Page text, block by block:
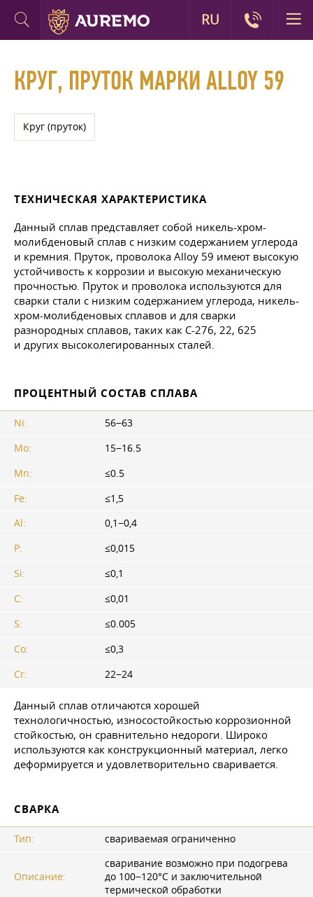
КРУГ, ПРУТОК МАРКИ ALLOY 59
Круг (пруток)
ТЕХНИЧЕСКАЯ ХАРАКТЕРИСТИКА
Данный сплав представляет собой никель-хром-
молибденовый сплав с низким содержанием углерода
и кремния. Пруток, проволока Alloy 59 имеют высокую
устойчивость к коррозии и высокую механическую
прочностью. Пруток и проволока используются для
сварки стали с низким содержанием углерода, никель-
хром-молибденовых сплавов и для сварки
разнородных сплавов, таких как C-276, 22, 625
и других высоколегированных сталей.
ПРОЦЕНТНЫЙ СОСТАВ СПЛАВА
Ni:
56−63
Mo:
15−16.5
Mn:
≤0.5
Fe:
≤1,5
Al:
0,1−0,4
P:
≤0,015
Si:
≤0,1
C:
≤0,01
S:
≤0.005
Co:
≤0,3
Cr:
22−24
Данный сплав отличаются хорошей
технологичностью, износостойкостью коррозионной
стойкостью, он сравнительно недороги. Широко
используются как конструкционный материал, легко
деформируется и удовлетворительно сваривается.
СВАРКА
Тип: свариваемая ограниченно
Описание:
сваривание возможно при подогрева
до 100−120°C и заключительной
термической обработки
RU